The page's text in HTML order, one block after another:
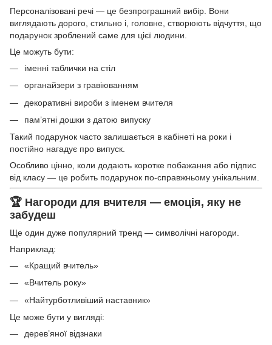
Персоналізовані речі — це безпрограшний вибір. Вони
виглядають дорого, стильно і, головне, створюють відчуття, що
подарунок зроблений саме для цієї людини.
Це можуть бути:
іменні таблички на стіл
органайзери з гравіюванням
декоративні вироби з іменем вчителя
пам’ятні дошки з датою випуску
Такий подарунок часто залишається в кабінеті на роки і
постійно нагадує про випуск.
Особливо цінно, коли додають коротке побажання або підпис
від класу — це робить подарунок по-справжньому унікальним.
🏆 Нагороди для вчителя — емоція, яку не
забудеш
Ще один дуже популярний тренд — символічні нагороди.
Наприклад:
«Кращий вчитель»
«Вчитель року»
«Найтурботливіший наставник»
Це може бути у вигляді:
дерев’яної відзнаки